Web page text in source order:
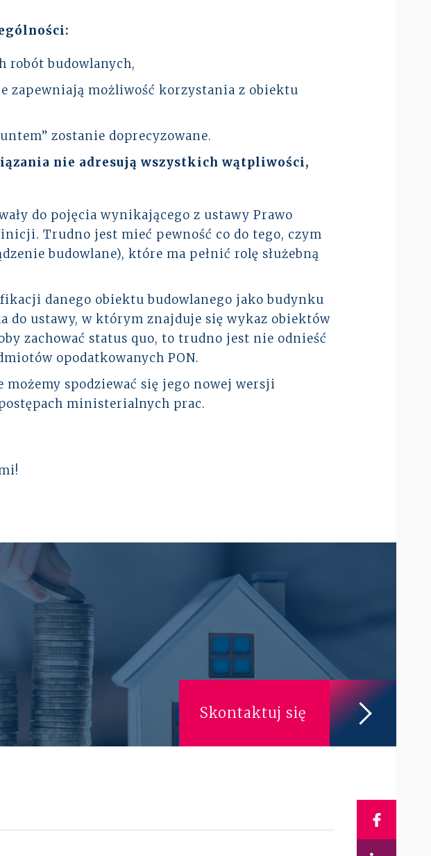
robót budowlanych,
zapewniają możliwość korzystania z obiektu
zostanie doprecyzowane.
nie adresują wszystkich wątpliwości,
do pojęcia wynikającego z ustawy Prawo
Trudno jest mieć pewność co do tego, czym
budowlane), które ma pełnić rolę służebną
danego obiektu budowlanego jako budynku
do ustawy, w którym znajduje się wykaz obiektów
zachować status quo, to trudno jest nie odnieść
opodatkowanych PON.
spodziewać się jego nowej wersji
ministerialnych prac.
Skontaktuj się